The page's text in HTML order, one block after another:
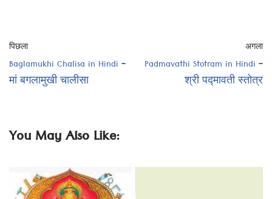
पिछला
Baglamukhi Chalisa in Hindi –
मां बगलामुखी चालीसा
अगला
Padmavathi Stotram in Hindi –
श्री पद्मावती स्तोत्र
You May Also Like: